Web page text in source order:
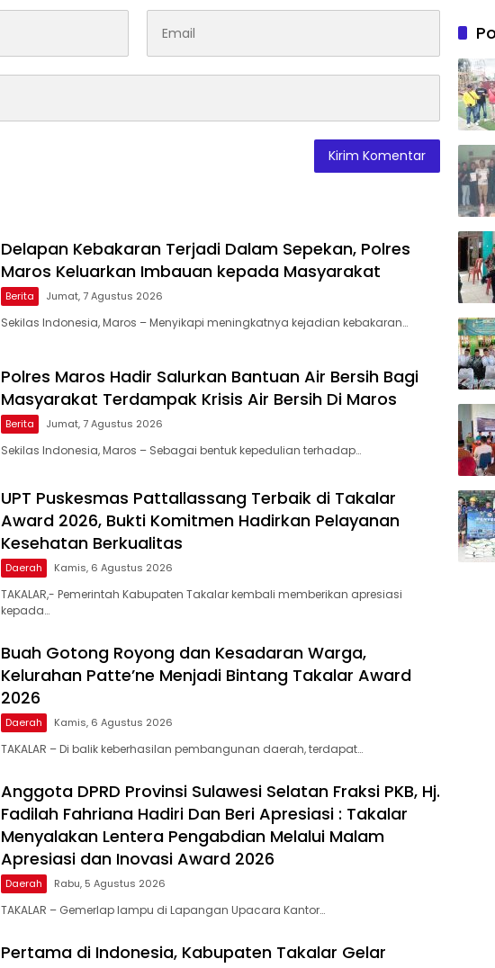
Delapan Kebakaran Terjadi Dalam Sepekan, Polres
Maros Keluarkan Imbauan kepada Masyarakat
Berita Jumat, 7 Agustus 2026
Sekilas Indonesia, Maros – Menyikapi meningkatnya kejadian kebakaran…
Polres Maros Hadir Salurkan Bantuan Air Bersih Bagi
Masyarakat Terdampak Krisis Air Bersih Di Maros
Berita Jumat, 7 Agustus 2026
Sekilas Indonesia, Maros – Sebagai bentuk kepedulian terhadap…
UPT Puskesmas Pattallassang Terbaik di Takalar
Award 2026, Bukti Komitmen Hadirkan Pelayanan
Kesehatan Berkualitas
Daerah Kamis, 6 Agustus 2026
TAKALAR,- Pemerintah Kabupaten Takalar kembali memberikan apresiasi
kepada…
Buah Gotong Royong dan Kesadaran Warga,
Kelurahan Patte’ne Menjadi Bintang Takalar Award
2026
Daerah Kamis, 6 Agustus 2026
TAKALAR – Di balik keberhasilan pembangunan daerah, terdapat…
Anggota DPRD Provinsi Sulawesi Selatan Fraksi PKB, Hj.
Fadilah Fahriana Hadiri Dan Beri Apresiasi : Takalar
Menyalakan Lentera Pengabdian Melalui Malam
Apresiasi dan Inovasi Award 2026
Daerah Rabu, 5 Agustus 2026
TAKALAR – Gemerlap lampu di Lapangan Upacara Kantor…
Pertama di Indonesia, Kabupaten Takalar Gelar